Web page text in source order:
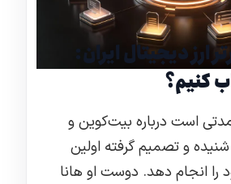
ارز دیجیتال ایران:
کنیم؟
است درباره بیت‌کوین و
و تصمیم گرفته اولین
را انجام دهد. دوست او هانا